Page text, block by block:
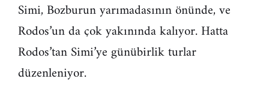
Simi, Bozburun yarımadasının önünde, ve
Rodos’un da çok yakınında kalıyor. Hatta
Rodos’tan Simi’ye günübirlik turlar
düzenleniyor.